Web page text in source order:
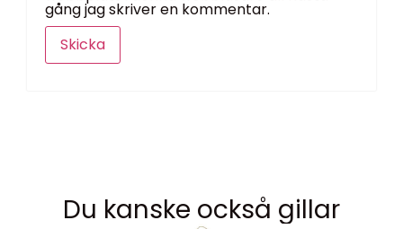
gång jag skriver en kommentar.
Du kanske också gillar